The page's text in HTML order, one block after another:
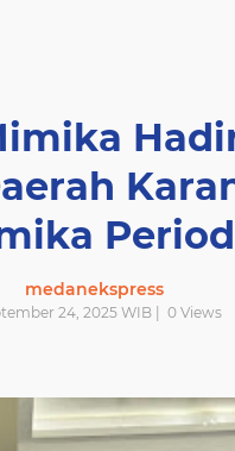
medanekspress
24, 2025 WIB | 0Views